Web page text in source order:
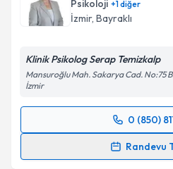
Psikoloji +1diğer
İzmir, Bayraklı
Klinik Psikolog Serap Temizkalp
Mansuroğlu Mah. Sakarya Cad. No:75
İzmir
0 (850)
Randevu
Randevu Takvimi